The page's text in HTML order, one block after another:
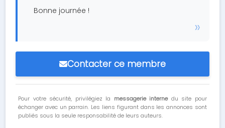
Bonne journée !
Contacter ce membre
Pour votre sécurité, privilégiez la messagerie internedu site pour
échanger avec un parrain. Les liens figurant dans les annonces sont
publiés sous la seule responsabilité de leurs auteurs.